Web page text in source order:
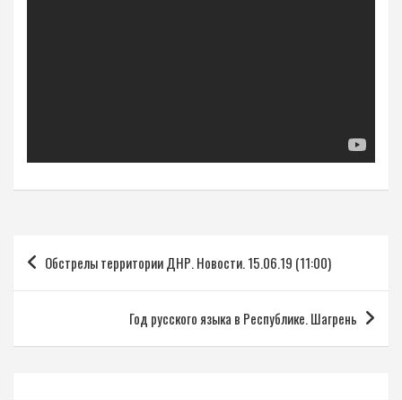
Навигация
по
Обстрелы территории ДНР. Новости. 15.06.19 (11:00)
Год русского языка в Республике. Шагрень